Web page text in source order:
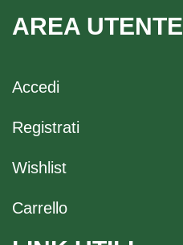
AREA UTENTE
Accedi
Registrati
Wishlist
Carrello